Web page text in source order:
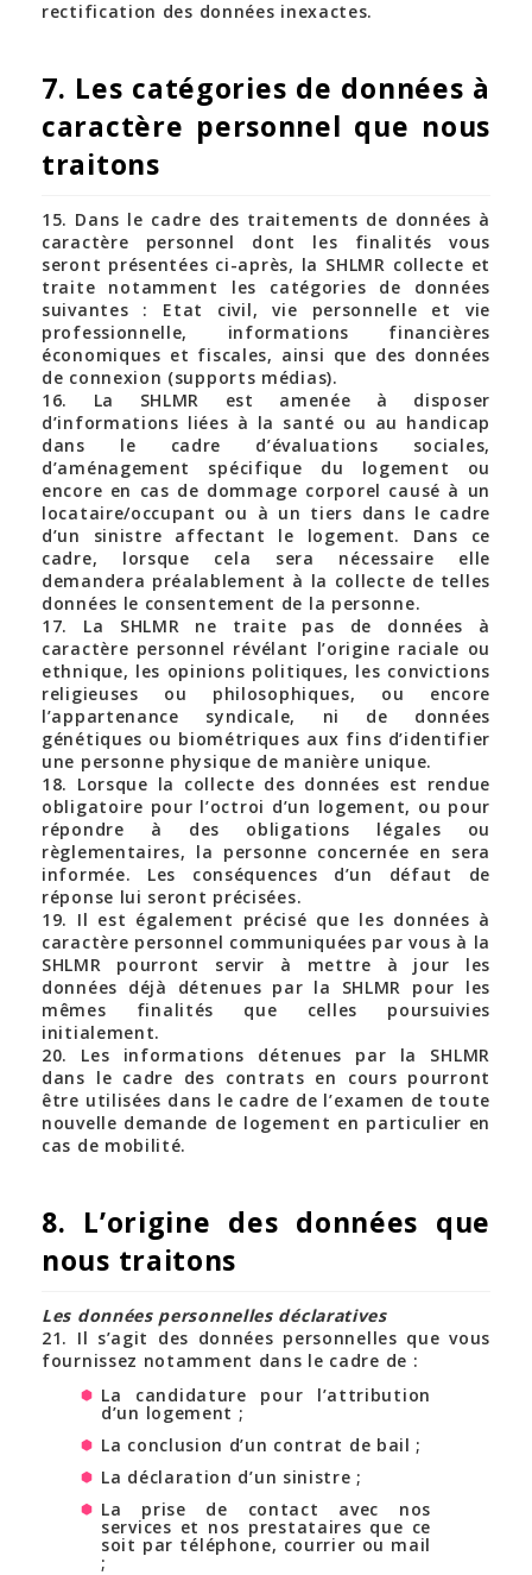
rectification des données inexactes.
7. Les catégories de données à
caractère personnel que nous
traitons
15. Dans le cadre des traitements de données à
caractère personnel dont les finalités vous
seront présentées ci-après, la SHLMR collecte et
traite notamment les catégories de données
suivantes : Etat civil, vie personnelle et vie
professionnelle, informations financières
économiques et fiscales, ainsi que des données
de connexion (supports médias).
16. La SHLMR est amenée à disposer
d’informations liées à la santé ou au handicap
dans le cadre d’évaluations sociales,
d’aménagement spécifique du logement ou
encore en cas de dommage corporel causé à un
locataire/occupant ou à un tiers dans le cadre
d’un sinistre affectant le logement. Dans ce
cadre, lorsque cela sera nécessaire elle
demandera préalablement à la collecte de telles
données le consentement de la personne.
17. La SHLMR ne traite pas de données à
caractère personnel révélant l’origine raciale ou
ethnique, les opinions politiques, les convictions
religieuses ou philosophiques, ou encore
l’appartenance syndicale, ni de données
génétiques ou biométriques aux fins d’identifier
une personne physique de manière unique.
18. Lorsque la collecte des données est rendue
obligatoire pour l’octroi d’un logement, ou pour
répondre à des obligations légales ou
règlementaires, la personne concernée en sera
informée. Les conséquences d’un défaut de
réponse lui seront précisées.
19. Il est également précisé que les données à
caractère personnel communiquées par vous à la
SHLMR pourront servir à mettre à jour les
données déjà détenues par la SHLMR pour les
mêmes finalités que celles poursuivies
initialement.
20. Les informations détenues par la SHLMR
dans le cadre des contrats en cours pourront
être utilisées dans le cadre de l’examen de toute
nouvelle demande de logement en particulier en
cas de mobilité.
8. L’origine des données que
nous traitons
Les données personnelles déclaratives
21. Il s’agit des données personnelles que vous
fournissez notamment dans le cadre de :
La candidature pour l’attribution
d’un logement ;
La conclusion d’un contrat de bail ;
La déclaration d’un sinistre ;
La prise de contact avec nos
services et nos prestataires que ce
soit par téléphone, courrier ou mail
;